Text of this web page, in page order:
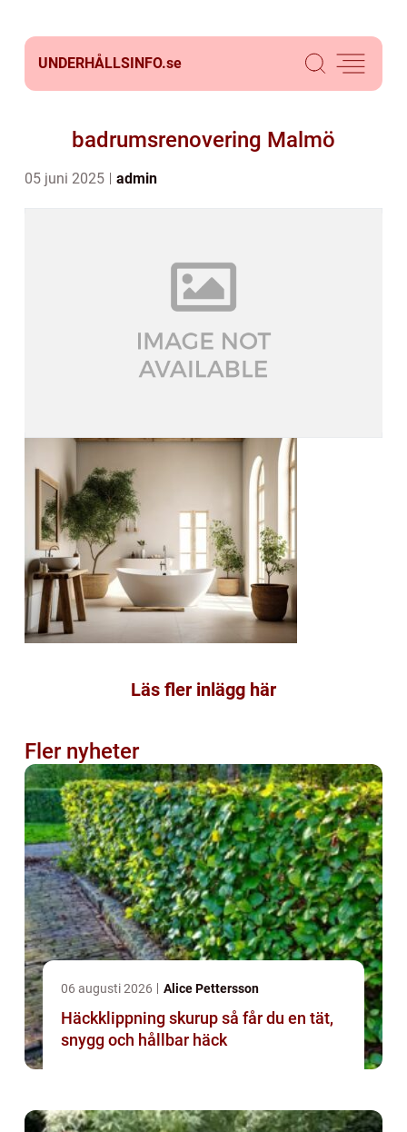
UNDERHÅLLSINFO.se
badrumsrenovering Malmö
05 juni 2025 admin
Läs fler inlägg här
Fler nyheter
06 augusti 2026 Alice Pettersson
Häckklippning skurup så får du en tät,
snygg och hållbar häck